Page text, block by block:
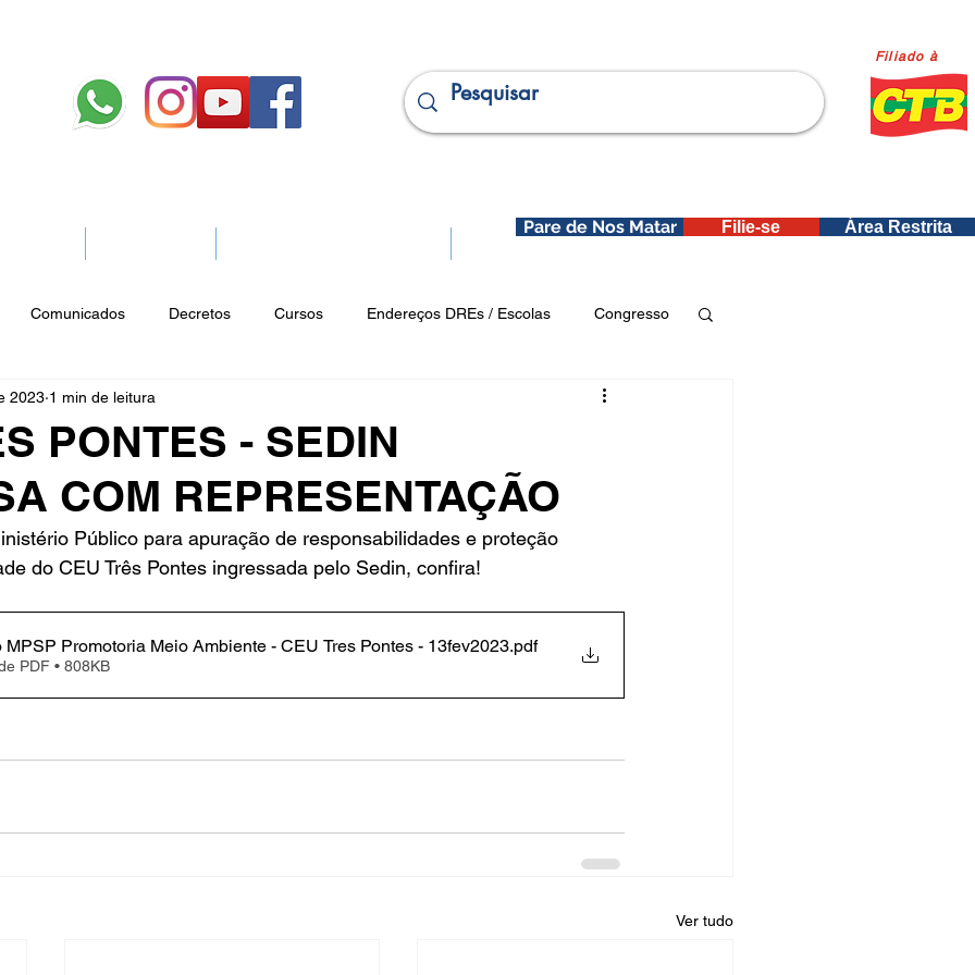
Filiado à
Filie-se
Pare de Nos Matar Área Restrita
Comunicados Decretos Cursos Endereços DREs / Escolas Congresso
Cultural Notícias do Jurídico Publicações SEDIN
Vencimentos CRM Publicidade Online Analítica e Dados
Indicações Aposentados Universidade Concursos Públicos
PONTES - SEDIN
COM REPRESENTAÇÃO
2023 1 min de leitura
Público para apuração de responsabilidades e proteção
do CEU Três Pontes ingressada pelo Sedin, confira!
MPSP Promotoria Meio Ambiente - CEU Tres Pontes - 13fev2023.pdf
PDF • 808KB
Ver tudo